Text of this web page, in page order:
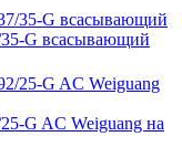
35-G всасывающий
G AC Weiguang на